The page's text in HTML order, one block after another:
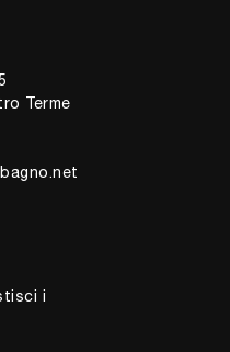
Terme
i